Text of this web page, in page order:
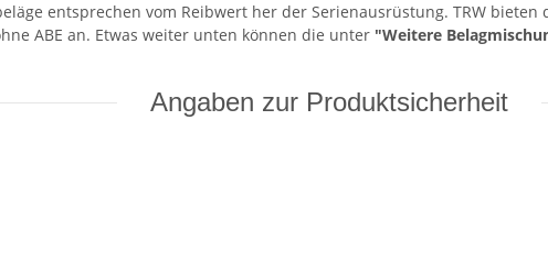
entsprechen vom Reibwert her der Serienausrüstung. TRW
ABE an. Etwas weiter unten können die unter "Weitere
Angaben zur Produktsicherheit